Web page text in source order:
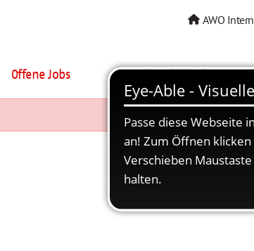
AWO Intern
Offene Jobs AWO als Arbeitgeber